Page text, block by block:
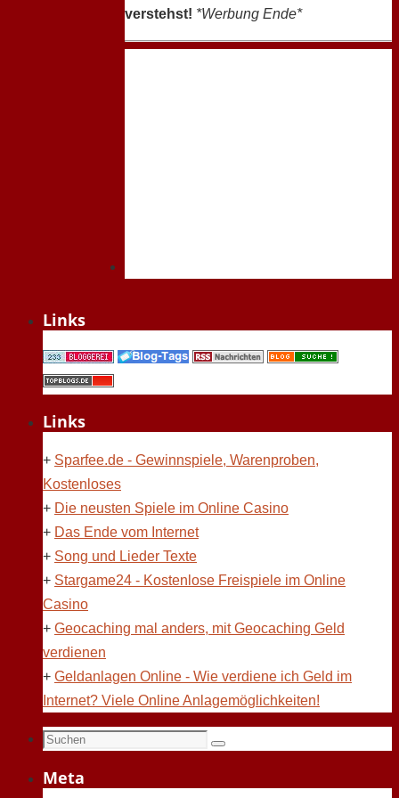
verstehst! *Werbung Ende*
Links
Links
+ Sparfee.de - Gewinnspiele, Warenproben,
Kostenloses
+ Die neusten Spiele im Online Casino
+ Das Ende vom Internet
+ Song und Lieder Texte
+ Stargame24 - Kostenlose Freispiele im Online
Casino
+ Geocaching mal anders, mit Geocaching Geld
verdienen
+ Geldanlagen Online - Wie verdiene ich Geld im
Internet? Viele Online Anlagemöglichkeiten!
Suchen
Suchen
Meta